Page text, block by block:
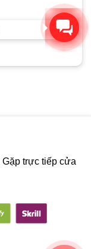
Gặp trực tiếp cửa